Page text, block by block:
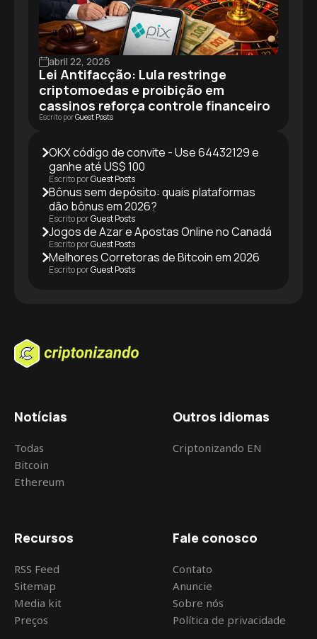
abril 22, 2026
Lei Antifacção: Lula restringe
criptomoedas e proibição em
cassinos reforça controle financeiro
Escrito porGuest Posts
OKX código de convite - Use 64432129 e
ganhe até US$ 100
Escrito porGuest Posts
Bônus sem depósito: quais plataformas
dão bônus em 2026?
Escrito porGuest Posts
Jogos de Azar e Apostas Online no Canadá
Escrito porGuest Posts
Melhores Corretoras de Bitcoin em 2026
Escrito porGuest Posts
Notícias
Todas
Bitcoin
Ethereum
Outros idiomas
Criptonizando EN
Recursos
RSS Feed
Sitemap
Media kit
Preços
Fale conosco
Contato
Anuncie
Sobre nós
Política de privacidade